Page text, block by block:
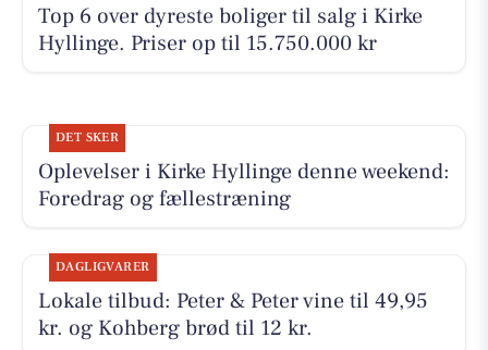
Top 6 over dyreste boliger til salg i Kirke
Hyllinge. Priser op til 15.750.000 kr
DET SKER
Oplevelser i Kirke Hyllinge denne weekend:
Foredrag og fællestræning
DAGLIGVARER
Lokale tilbud: Peter & Peter vine til 49,95
kr. og Kohberg brød til 12 kr.